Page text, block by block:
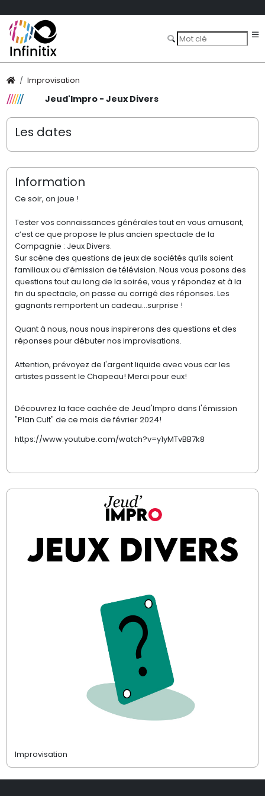
Improvisation
Jeud'Impro - Jeux Divers
Les dates
Information
Ce soir, on joue !
Tester vos connaissances générales tout en vous amusant,
c’est ce que propose le plus ancien spectacle de la
Compagnie : Jeux Divers.
Sur scène des questions de jeux de sociétés qu’ils soient
familiaux ou d’émission de télévision. Nous vous posons des
questions tout au long de la soirée, vous y répondez et à la
fin du spectacle, on passe au corrigé des réponses. Les
gagnants remportent un cadeau…surprise !
Quant à nous, nous nous inspirerons des questions et des
réponses pour débuter nos improvisations.
Attention, prévoyez de l'argent liquide avec vous car les
artistes passent le Chapeau! Merci pour eux!
Découvrez la face cachée de Jeud'Impro dans l'émission
"Plan Cult" de ce mois de février 2024!
https://www.youtube.com/watch?v=y1yMTvBB7k8
Improvisation